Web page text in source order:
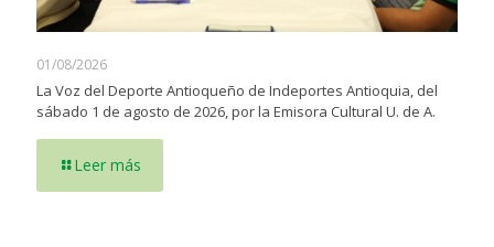
01/08/2026
La Voz del Deporte Antioqueño de Indeportes Antioquia, del
sábado 1 de agosto de 2026, por la Emisora Cultural U. de A.
Leer más